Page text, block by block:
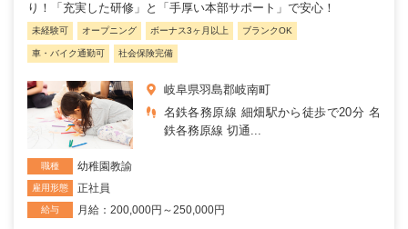
り！「充実した研修」と「手厚い本部サポート」で安心！
未経験可 オープニング ボーナス3ヶ月以上 ブランクOK
車・バイク通勤可 社会保険完備
岐阜県羽島郡岐南町
名鉄各務原線 細畑駅から徒歩で20分 名
鉄各務原線 切通...
職種 幼稚園教諭
雇用形態 正社員
給与 月給：200,000円～250,000円